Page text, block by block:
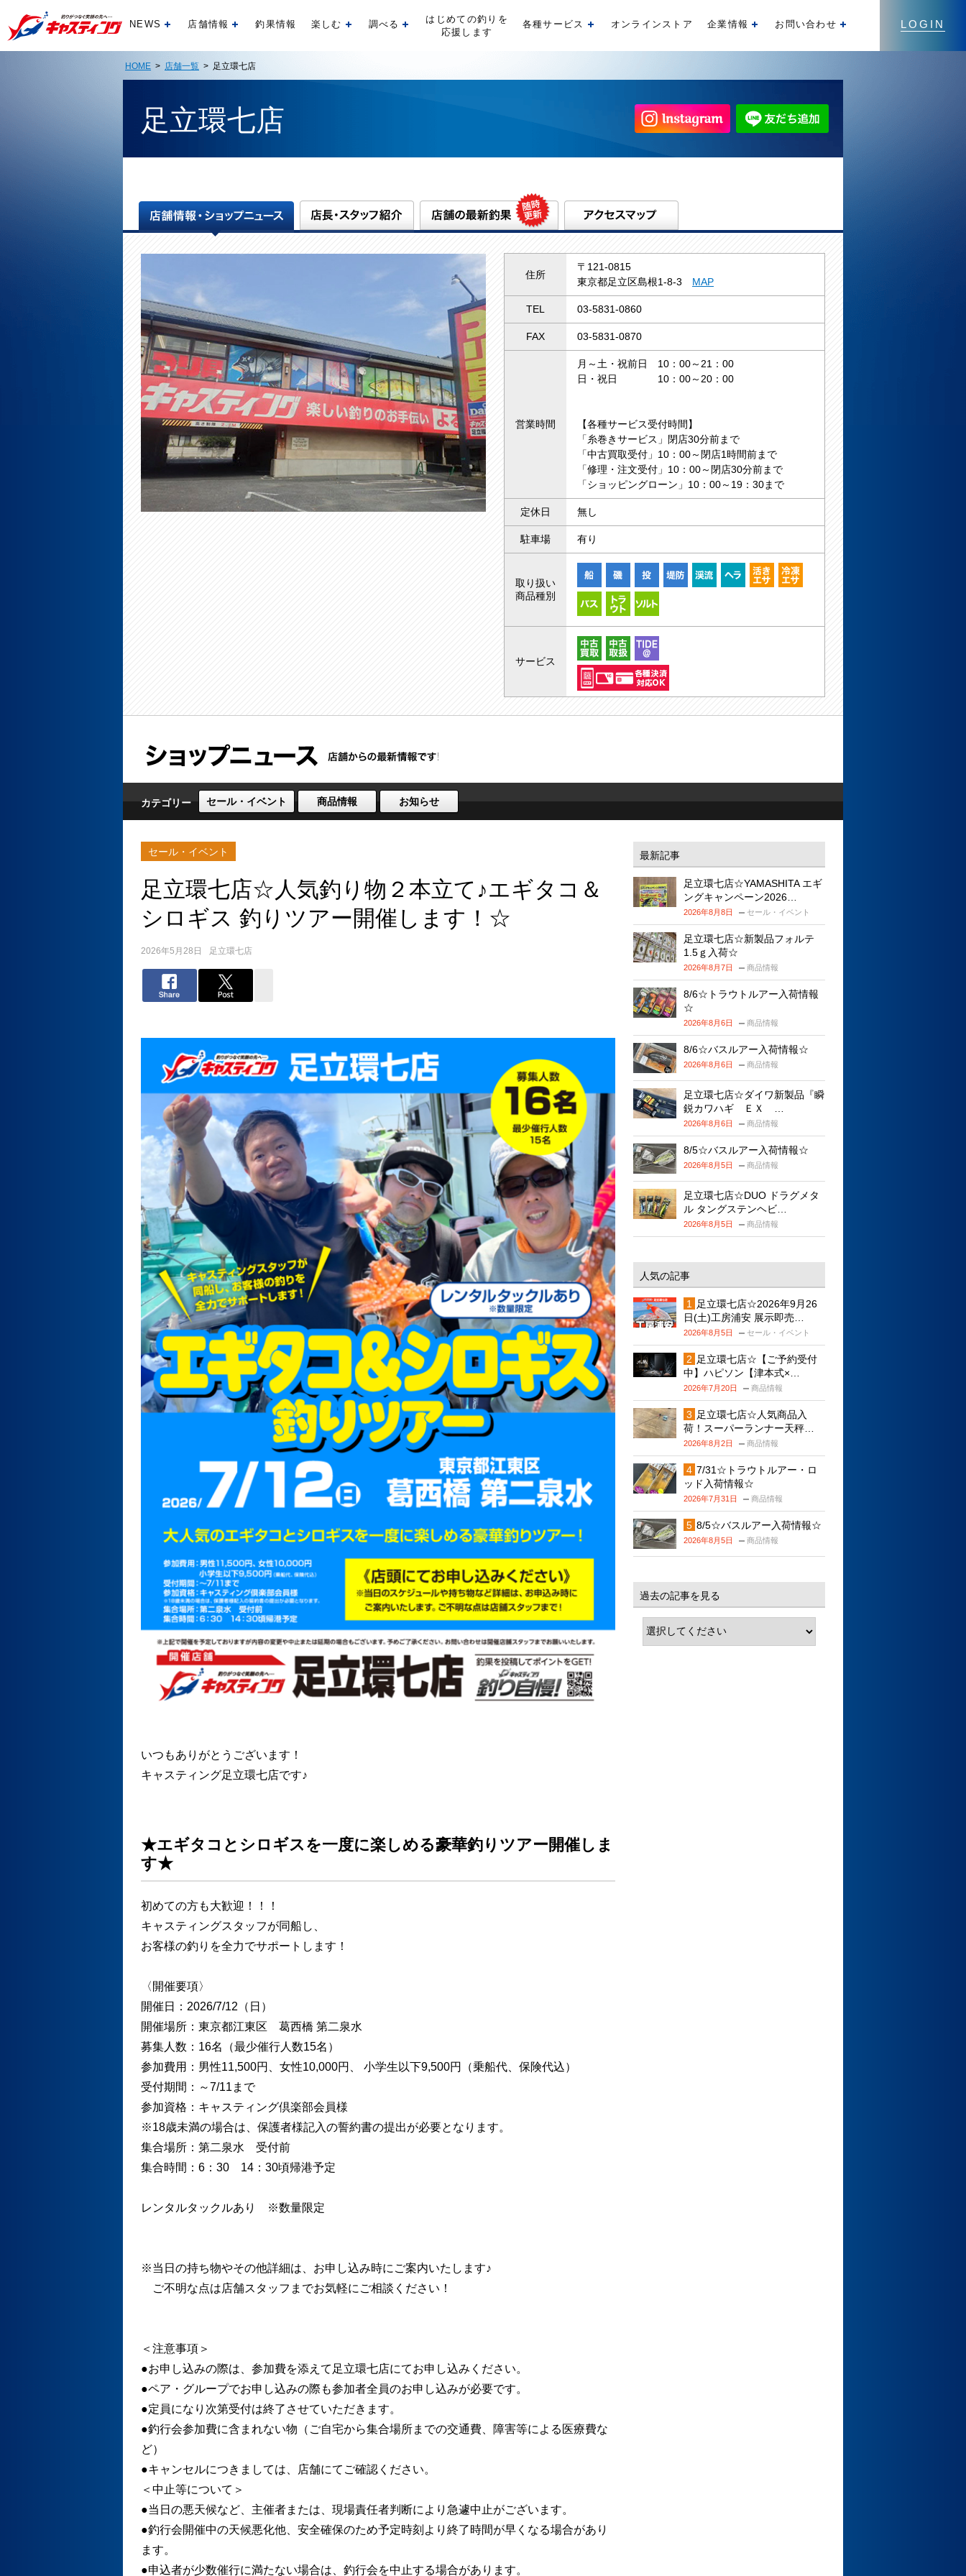
LOGIN
NEWS 開く店舗情報 開く釣果情報 楽しむ 開く調べる 開く
はじめての釣りを
応援します
各種サービス 開くオンラインストア 企業情報 開くお問い合わせ
HOME > 店舗一覧 > 足立環七店
足立環七店
住所
〒121-0815
東京都足立区島根1-8-3 MAP
TEL 03-5831-0860
FAX 03-5831-0870
営業時間
月～土・祝前日 10：00～21：00
日・祝日 10：00～20：00
【各種サービス受付時間】
「糸巻きサービス」閉店30分前まで
「中古買取受付」10：00～閉店1時間前まで
「修理・注文受付」10：00～閉店30分前まで
「ショッピングローン」10：00～19：30まで
定休日 無し
駐車場 有り
取り扱い
商品種別
サービス
カテゴリー セール・イベント 商品情報 お知らせ
セール・イベント
足立環七店☆人気釣り物２本立て♪エギタコ＆
シロギス 釣りツアー開催します！☆
2026年5月28日 足立環七店
いつもありがとうございます！
キャスティング足立環七店です♪
★エギタコとシロギスを一度に楽しめる豪華釣りツアー開催しま
す★
初めての方も大歓迎！！！
キャスティングスタッフが同船し、
お客様の釣りを全力でサポートします！
〈開催要項〉
開催日：2026/7/12（日）
開催場所：東京都江東区 葛西橋 第二泉水
募集人数：16名（最少催行人数15名）
参加費用：男性11,500円、女性10,000円、 小学生以下9,500円（乗船代、保険代込）
受付期間：～7/11まで
参加資格：キャスティング倶楽部会員様
※18歳未満の場合は、保護者様記入の誓約書の提出が必要となります。
集合場所：第二泉水 受付前
集合時間：6：30 14：30頃帰港予定
レンタルタックルあり ※数量限定
※当日の持ち物やその他詳細は、お申し込み時にご案内いたします♪
ご不明な点は店舗スタッフまでお気軽にご相談ください！
＜注意事項＞
●お申し込みの際は、参加費を添えて足立環七店にてお申し込みください。
●ペア・グループでお申し込みの際も参加者全員のお申し込みが必要です。
●定員になり次第受付は終了させていただきます。
●釣行会参加費に含まれない物（ご自宅から集合場所までの交通費、障害等による医療費な
ど）
●キャンセルにつきましては、店舗にてご確認ください。
＜中止等について＞
●当日の悪天候など、主催者または、現場責任者判断により急遽中止がございます。
●釣行会開催中の天候悪化他、安全確保のため予定時刻より終了時間が早くなる場合があり
ます。
●申込者が少数催行に満たない場合は、釣行会を中止する場合があります。
最新記事
足立環七店☆YAMASHITA エギ
ングキャンペーン2026…
2026年8月8日 セール・イベント
足立環七店☆新製品フォルテ
1.5ｇ入荷☆
2026年8月7日 商品情報
8/6☆トラウトルアー入荷情報
☆
2026年8月6日 商品情報
8/6☆バスルアー入荷情報☆
2026年8月6日 商品情報
足立環七店☆ダイワ新製品『瞬
鋭カワハギ ＥＸ …
2026年8月6日 商品情報
8/5☆バスルアー入荷情報☆
2026年8月5日 商品情報
足立環七店☆DUO ドラグメタ
ル タングステンヘビ…
2026年8月5日 商品情報
人気の記事
足立環七店☆2026年9月26
日(土)工房浦安 展示即売…
2026年8月5日 セール・イベント
足立環七店☆【ご予約受付
中】ハピソン【津本式×…
2026年7月20日 商品情報
足立環七店☆人気商品入
荷！スーパーランナー天秤…
2026年8月2日 商品情報
7/31☆トラウトルアー・ロ
ッド入荷情報☆
2026年7月31日 商品情報
8/5☆バスルアー入荷情報☆
2026年8月5日 商品情報
過去の記事を見る